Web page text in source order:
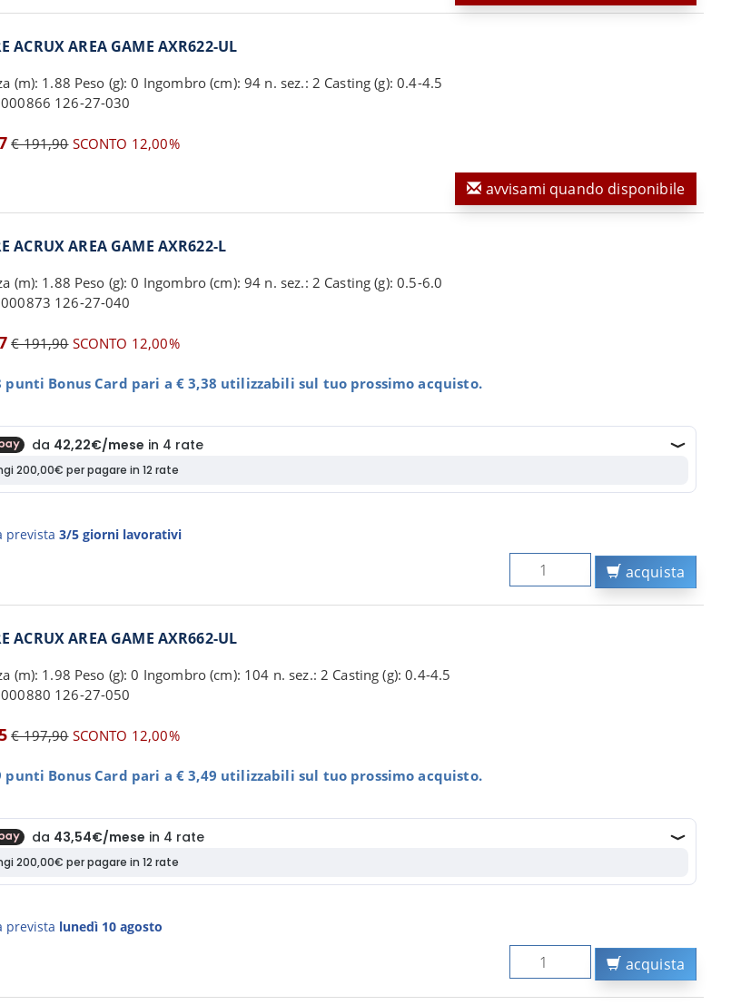
ACRUX AREA GAME AXR622-UL
(m): 1.88 Peso (g): 0 Ingombro (cm): 94 n. sez.: 2 Casting (g): 0.4-4.5
126-27-030
€ 191,90SCONTO 12,00%
avvisami quando disponibile
ACRUX AREA GAME AXR622-L
(m): 1.88 Peso (g): 0 Ingombro (cm): 94 n. sez.: 2 Casting (g): 0.5-6.0
126-27-040
€ 191,90SCONTO 12,00%
punti Bonus Card pari a € 3,38 utilizzabili sul tuo prossimo acquisto.
prevista 3/5 giorni lavorativi
acquista
ACRUX AREA GAME AXR662-UL
(m): 1.98 Peso (g): 0 Ingombro (cm): 104 n. sez.: 2 Casting (g): 0.4-4.5
126-27-050
€ 197,90SCONTO 12,00%
punti Bonus Card pari a € 3,49 utilizzabili sul tuo prossimo acquisto.
prevista lunedì 10 agosto
acquista